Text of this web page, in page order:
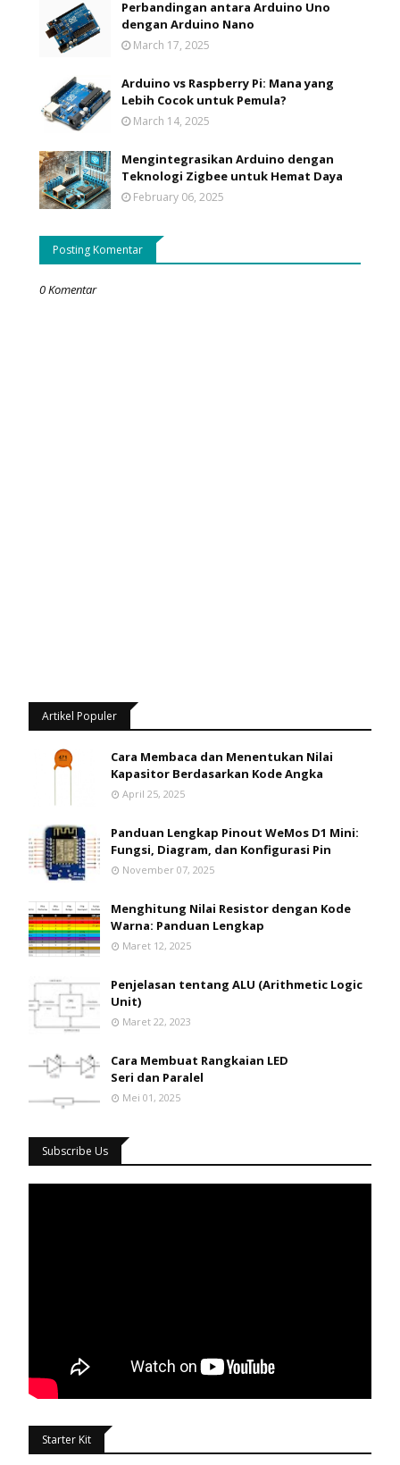
Perbandingan antara Arduino Uno
dengan Arduino Nano
March 17, 2025
Arduino vs Raspberry Pi: Mana yang
Lebih Cocok untuk Pemula?
March 14, 2025
Mengintegrasikan Arduino dengan
Teknologi Zigbee untuk Hemat Daya
February 06, 2025
Posting Komentar
0 Komentar
Artikel Populer
Cara Membaca dan Menentukan Nilai
Kapasitor Berdasarkan Kode Angka
April 25, 2025
Panduan Lengkap Pinout WeMos D1 Mini:
Fungsi, Diagram, dan Konfigurasi Pin
November 07, 2025
Menghitung Nilai Resistor dengan Kode
Warna: Panduan Lengkap
Maret 12, 2025
Penjelasan tentang ALU (Arithmetic Logic
Unit)
Maret 22, 2023
Cara Membuat Rangkaian LED
Seri dan Paralel
Mei 01, 2025
Subscribe Us
Starter Kit